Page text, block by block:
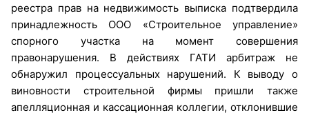
реестра прав на недвижимость выписка подтвердила
принадлежность ООО «Строительное управление»
спорного участка на момент совершения
правонарушения. В действиях ГАТИ арбитраж не
обнаружил процессуальных нарушений. К выводу о
виновности строительной фирмы пришли также
апелляционная и кассационная коллегии, отклонившие